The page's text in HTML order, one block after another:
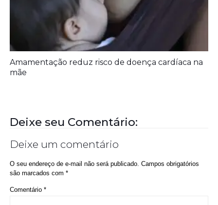
Amamentação reduz risco de doença cardíaca na
mãe
Deixe seu Comentário:
Deixe um comentário
O seu endereço de e-mail não será publicado. Campos obrigatórios
são marcados com *
Comentário *